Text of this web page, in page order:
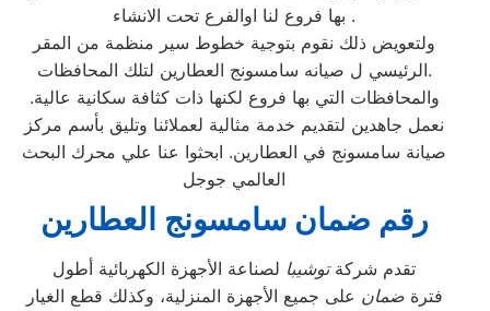
بها فروع لنا اوالفرع تحت الانشاء .
ولتعويض ذلك نقوم بتوجية خطوط سير منظمة من المقر
الرئيسي ل صيانه سامسونج العطارين لتلك المحافظات.
والمحافظات التي بها فروع لكنها ذات كثافة سكانية عالية.
نعمل جاهدين لتقديم خدمة مثالية لعملائنا وتليق بأسم مركز
صيانة سامسونج في العطارين. ابحثوا عنا علي محرك البحث
العالمي جوجل
رقم ضمان سامسونج العطارين
تقدم شركةتوشيبا لصناعة الأجهزة الكهربائية أطول
فترةضمان على جميع الأجهزة المنزلية، وكذلك قطع الغيار